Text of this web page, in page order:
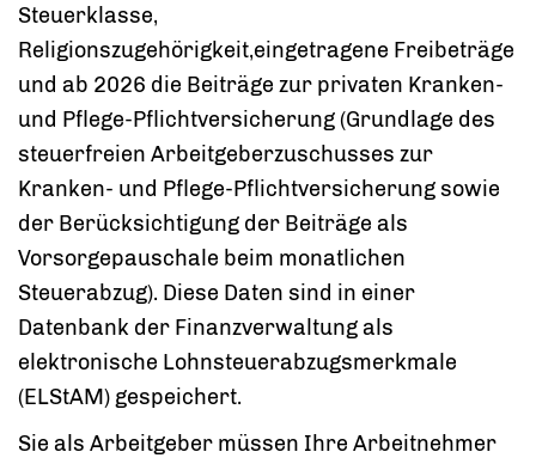
Steuerklasse,
Religionszugehörigkeit,eingetragene Freibeträge
und ab 2026 die Beiträge zur privaten Kranken-
und Pflege-Pflichtversicherung (Grundlage des
steuerfreien Arbeitgeberzuschusses zur
Kranken- und Pflege-Pflichtversicherung sowie
der Berücksichtigung der Beiträge als
Vorsorgepauschale beim monatlichen
Steuerabzug). Diese Daten sind in einer
Datenbank der Finanzverwaltung als
elektronische Lohnsteuerabzugsmerkmale
(ELStAM) gespeichert.
Sie als Arbeitgeber müssen Ihre Arbeitnehmer